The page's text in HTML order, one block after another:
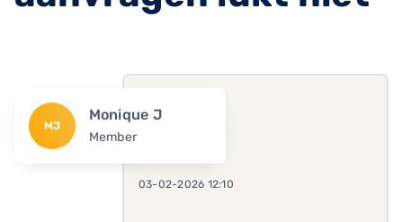
MJ
Monique J
Member
03-02-2026 12:10